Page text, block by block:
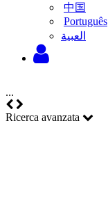
中国
Português
‫العبية
...
Ricerca avanzata